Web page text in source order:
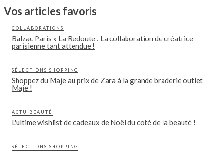
Vos articles favoris
COLLABORATIONS
Balzac Paris x La Redoute : La collaboration de créatrice
parisienne tant attendue !
SÉLECTIONS SHOPPING
Shoppez du Maje au prix de Zara à la grande braderie outlet
Maje !
ACTU BEAUTÉ
L'ultime wishlist de cadeaux de Noël du coté de la beauté !
SÉLECTIONS SHOPPING